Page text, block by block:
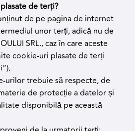
de terți?
de pe pagina de internet
unor terți, adică nu de
SRL., caz în care aceste
cookie-uri plasate de terți
urilor trebuie să respecte, de
de protecție a datelor și
disponibilă pe această